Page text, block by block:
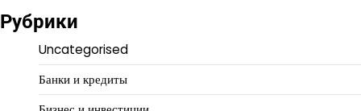
Рубрики
Uncategorised
Банки и кредиты